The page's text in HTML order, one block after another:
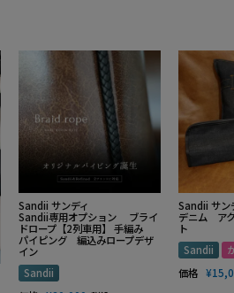
Sandii サンディ
Sandii専用オプション ブライ
ドロープ【2列車用】 手編み
パイピング 編込みロープデザ
イン
Sandii
Sandii サン
デニム ア
ト
Sandii
価格 ¥